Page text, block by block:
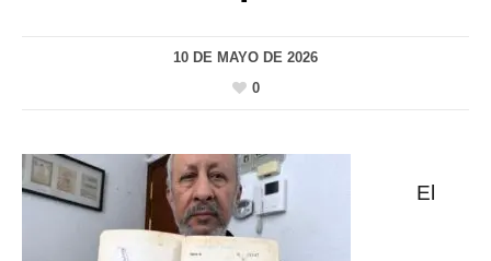
10 DE MAYO DE 2026
0
El